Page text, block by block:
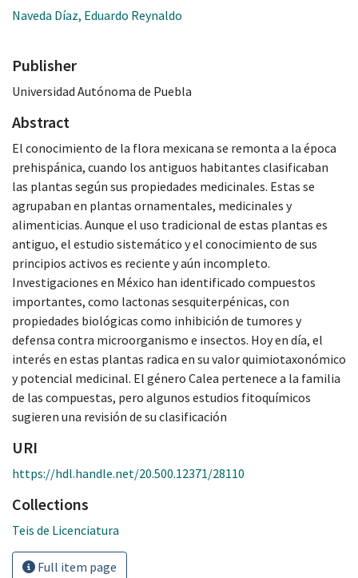
Naveda Díaz, Eduardo Reynaldo
Publisher
Universidad Autónoma de Puebla
Abstract
El conocimiento de la flora mexicana se remonta a la época
prehispánica, cuando los antiguos habitantes clasificaban
las plantas según sus propiedades medicinales. Estas se
agrupaban en plantas ornamentales, medicinales y
alimenticias. Aunque el uso tradicional de estas plantas es
antiguo, el estudio sistemático y el conocimiento de sus
principios activos es reciente y aún incompleto.
Investigaciones en México han identificado compuestos
importantes, como lactonas sesquiterpénicas, con
propiedades biológicas como inhibición de tumores y
defensa contra microorganismo e insectos. Hoy en día, el
interés en estas plantas radica en su valor quimiotaxonómico
y potencial medicinal. El género Calea pertenece a la familia
de las compuestas, pero algunos estudios fitoquímicos
sugieren una revisión de su clasificación
URI
https://hdl.handle.net/20.500.12371/28110
Collections
Teis de Licenciatura
Full item page